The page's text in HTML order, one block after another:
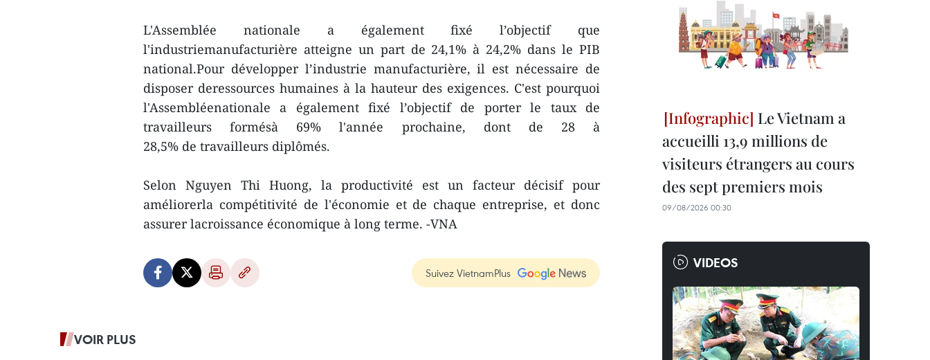
L'Assemblée nationale a également fixé l’objectif que
l'industriemanufacturière atteigne un part de 24,1% à 24,2% dans le PIB
national.Pour développer l’industrie manufacturière, il est nécessaire de
disposer deressources humaines à la hauteur des exigences. C'est pourquoi
l'Assembléenationale a également fixé l’objectif de porter le taux de
travailleurs formésà 69% l'année prochaine, dont de 28 à
28,5% de travailleurs diplômés.
Selon Nguyen Thi Huong, la productivité est un facteur décisif pour
améliorerla compétitivité de l'économie et de chaque entreprise, et donc
assurer lacroissance économique à long terme. -VNA
Suivez VietnamPlus
VOIR PLUS
Le Vietnam a
accueilli 13,9 millions de
visiteurs étrangers au cours
des sept premiers mois
09/08/2026 00:30
VIDEOS